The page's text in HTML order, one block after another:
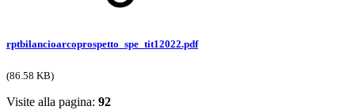
rptbilancioarcoprospetto_spe_tit12022.pdf
(86.58 KB)
Visite alla pagina: 92